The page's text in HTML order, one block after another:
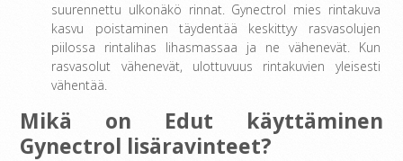
suurennettu ulkonäkö rinnat. Gynectrol mies rintakuva
kasvu poistaminen täydentää keskittyy rasvasolujen
piilossa rintalihas lihasmassaa ja ne vähenevät. Kun
rasvasolut vähenevät, ulottuvuus rintakuvien yleisesti
vähentää.
Mikä on Edut käyttäminen
Gynectrol lisäravinteet?